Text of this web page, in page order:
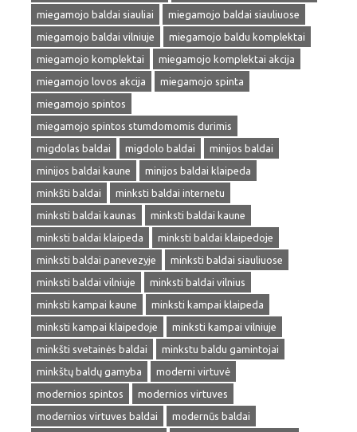
miegamojo baldai siauliai
miegamojo baldai siauliuose
miegamojo baldai vilniuje
miegamojo baldu komplektai
miegamojo komplektai
miegamojo komplektai akcija
miegamojo lovos akcija
miegamojo spinta
miegamojo spintos
miegamojo spintos stumdomomis durimis
migdolas baldai
migdolo baldai
minijos baldai
minijos baldai kaune
minijos baldai klaipeda
minkšti baldai
minksti baldai internetu
minksti baldai kaunas
minksti baldai kaune
minksti baldai klaipeda
minksti baldai klaipedoje
minksti baldai panevezyje
minksti baldai siauliuose
minksti baldai vilniuje
minksti baldai vilnius
minksti kampai kaune
minksti kampai klaipeda
minksti kampai klaipedoje
minksti kampai vilniuje
minkšti svetainės baldai
minkstu baldu gamintojai
minkštų baldų gamyba
moderni virtuvė
modernios spintos
modernios virtuves
modernios virtuves baldai
modernūs baldai